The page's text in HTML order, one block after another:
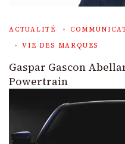
ACTUALITÉ
VIE DES MARQUES
Gaspar Gascon
Powertrain